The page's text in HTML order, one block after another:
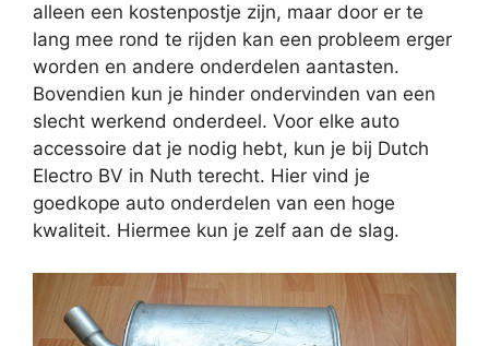
alleen een kostenpostje zijn, maar door er te
lang mee rond te rijden kan een probleem erger
worden en andere onderdelen aantasten.
Bovendien kun je hinder ondervinden van een
slecht werkend onderdeel. Voor elke auto
accessoire dat je nodig hebt, kun je bij Dutch
Electro BV in Nuth terecht. Hier vind je
goedkope auto onderdelen van een hoge
kwaliteit. Hiermee kun je zelf aan de slag.